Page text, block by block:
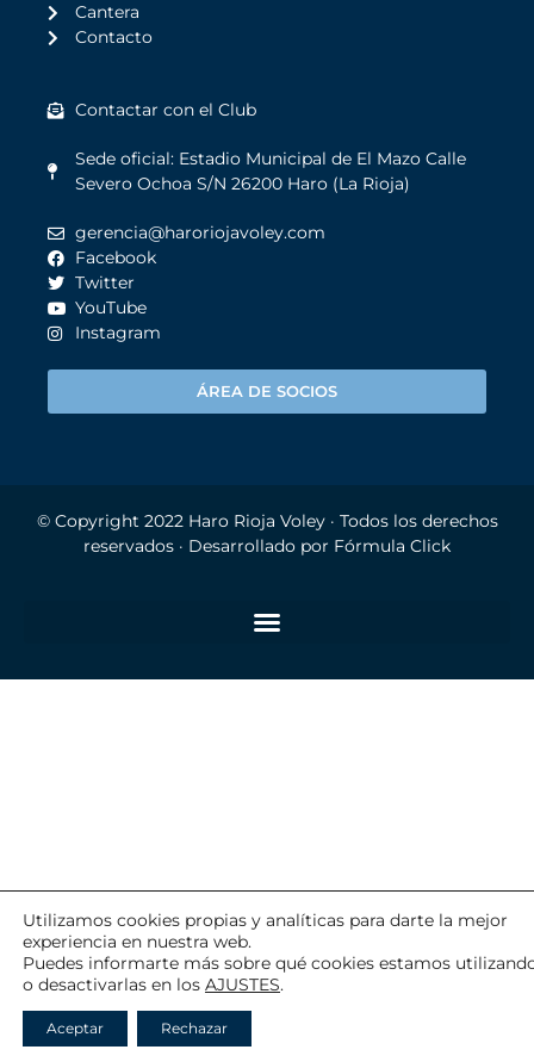
Cantera
Contacto
Contactar con el Club
Sede oficial: Estadio Municipal de El Mazo Calle
Severo Ochoa S/N 26200 Haro (La Rioja)
gerencia@haroriojavoley.com
Facebook
Twitter
YouTube
Instagram
ÁREA DE SOCIOS
© Copyright 2022 Haro Rioja Voley· Todos los derechos
reservados · Desarrollado por Fórmula Click
Utilizamos cookies propias y analíticas para darte la mejor
experiencia en nuestra web.
Puedes informarte más sobre qué cookies estamos
o desactivarlas en los AJUSTES.
Aceptar Rechazar